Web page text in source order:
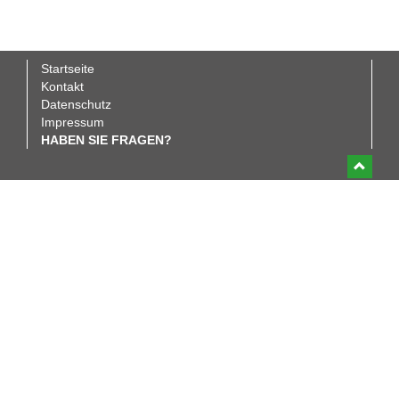
Fußbereichsmenü
Startseite
Kontakt
Datenschutz
Impressum
HABEN SIE FRAGEN?